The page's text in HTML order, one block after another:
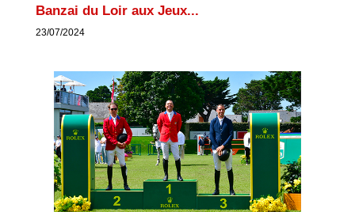
Banzai du Loir aux Jeux...
23/07/2024